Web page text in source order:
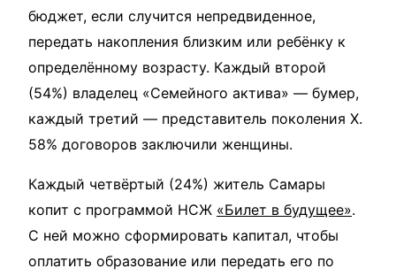
бюджет, если случится непредвиденное,
передать накопления близким или ребёнку к
определённому возрасту. Каждый второй
(54%) владелец «Семейного актива» — бумер,
каждый третий — представитель поколения Х.
58% договоров заключили женщины.
Каждый четвёртый (24%) житель Самары
копит с программой НСЖ «Билет в будущее».
С ней можно сформировать капитал, чтобы
оплатить образование или передать его по